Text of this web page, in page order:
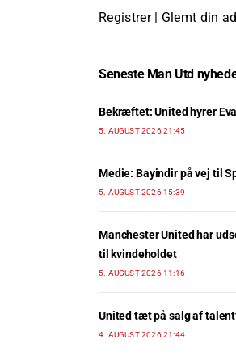
Registrer| Glemt din
Seneste Man Utd
Bekræftet: United hyrer
5. AUGUST 2026 21:45
Medie: Bayindir på vej til
5. AUGUST 2026 15:39
Manchester United har
til kvindeholdet
5. AUGUST 2026 11:16
United tæt på salg af
4. AUGUST 2026 21:44